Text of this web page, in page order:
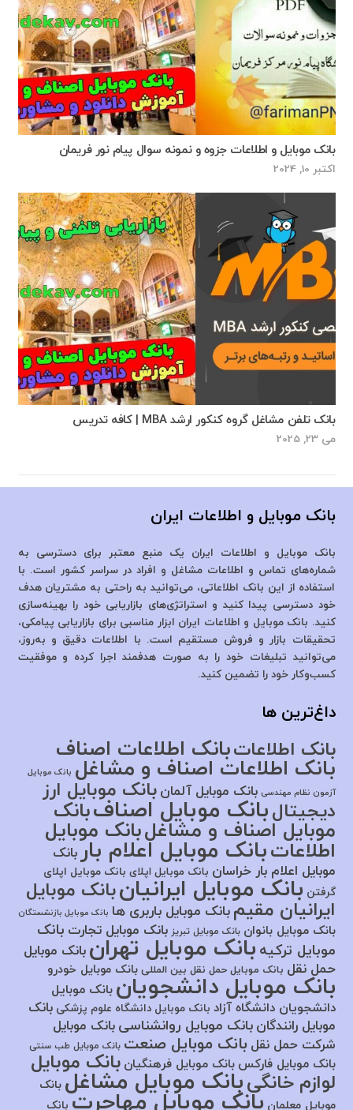
بانک موبایل و اطلاعات جزوه و نمونه سوال پیام نور فریمان
اکتبر 10, 2024
بانک تلفن مشاغل گروه کنکور ارشد MBA | کافه تدریس
می 23, 2025
بانک موبایل و اطلاعات ایران
بانک موبایل و اطلاعات ایران یک منبع معتبر برای دسترسی به
شماره‌های تماس و اطلاعات مشاغل و افراد در سراسر کشور است. با
استفاده از این بانک اطلاعاتی، می‌توانید به راحتی به مشتریان هدف
خود دسترسی پیدا کنید و استراتژی‌های بازاریابی خود را بهینه‌سازی
کنید. بانک موبایل و اطلاعات ایران ابزار مناسبی برای بازاریابی پیامکی،
تحقیقات بازار و فروش مستقیم است. با اطلاعات دقیق و به‌روز،
می‌توانید تبلیغات خود را به صورت هدفمند اجرا کرده و موفقیت
کسب‌وکار خود را تضمین کنید.
داغ‌ترین ها
بانک اطلاعاتبانک اطلاعات اصناف
بانک اطلاعات اصناف و مشاغل بانک موبایل
آزمون نظام مهندسی بانک موبایل آلمان بانک موبایل ارز
دیجیتالبانک موبایل اصنافبانک
موبایل اصناف و مشاغلبانک موبایل
اطلاعاتبانک موبایل اعلام باربانک
موبایل اعلام بار خراسان بانک موبایل اپلای بانک موبایل اپلای
گرفتن بانک موبایل ایرانیانبانک موبایل
ایرانیان مقیم بانک موبایل باربری ها بانک موبایل بازنشستگان
بانک موبایل بانوان بانک موبایل تبریز بانک موبایل تجارت بانک
موبایل ترکیه بانک موبایل تهران بانک موبایل
حمل نقل بانک موبایل حمل نقل بین المللی بانک موبایل خودرو
بانک موبایل دانشجویان بانک موبایل
دانشجویان دانشگاه آزاد بانک موبایل دانشگاه علوم پزشکی بانک
موبایل رانندگان بانک موبایل روانشناسی بانک موبایل
شرکت حمل نقل بانک موبایل صنعت بانک موبایل طب سنتی
بانک موبایل فارکس بانک موبایل فرهنگیان بانک موبایل
لوازم خانگیبانک موبایل مشاغلبانک
موبایل معلمان بانک موبایل مهاجرت بانک